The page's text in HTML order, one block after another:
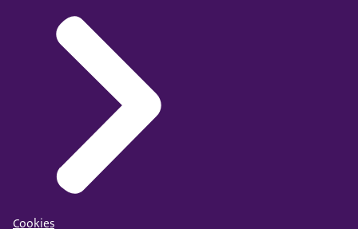
Cookies